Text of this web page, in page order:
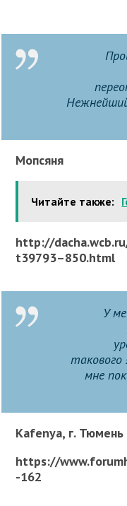
Мопсяня
Читайте также:
http://
t39793–850.html
У
такового
мне
Kafenya, г. Тюмень
https://
-162